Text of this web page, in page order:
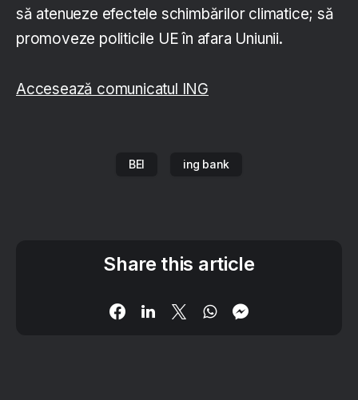
să atenueze efectele schimbărilor climatice; să
promoveze politicile UE în afara Uniunii.
Accesează comunicatul ING
BEI ing bank
Share this article